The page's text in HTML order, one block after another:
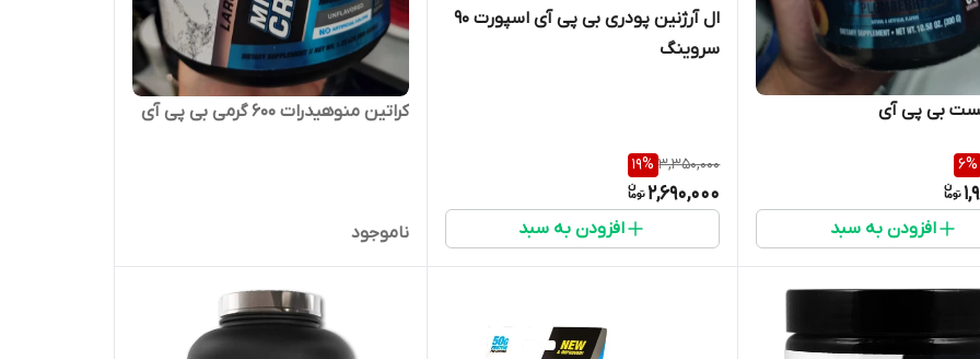
بی پی آی
6%
افزودن به سبد
ال آرژنین پودری بی پی آی اسپورت ۹۰
سروینگ
3,350,000
19%
2,690,000
افزودن به سبد
کراتین منوهیدرات ۶۰۰ گرمی بی پی آی
ناموجود